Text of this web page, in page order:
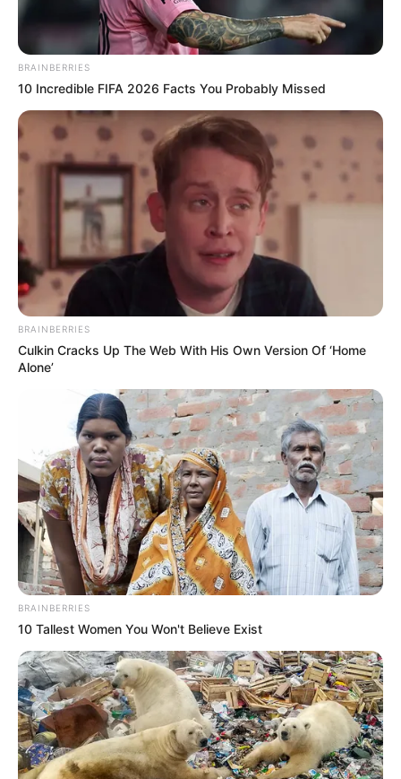
Strangers From Hell
BRAINBERRIES
10 Incredible FIFA 2026 Facts You Probably Missed
BRAINBERRIES
Culkin Cracks Up The Web With His Own Version Of ‘Home
Alone’
BRAINBERRIES
10 Tallest Women You Won't Believe Exist